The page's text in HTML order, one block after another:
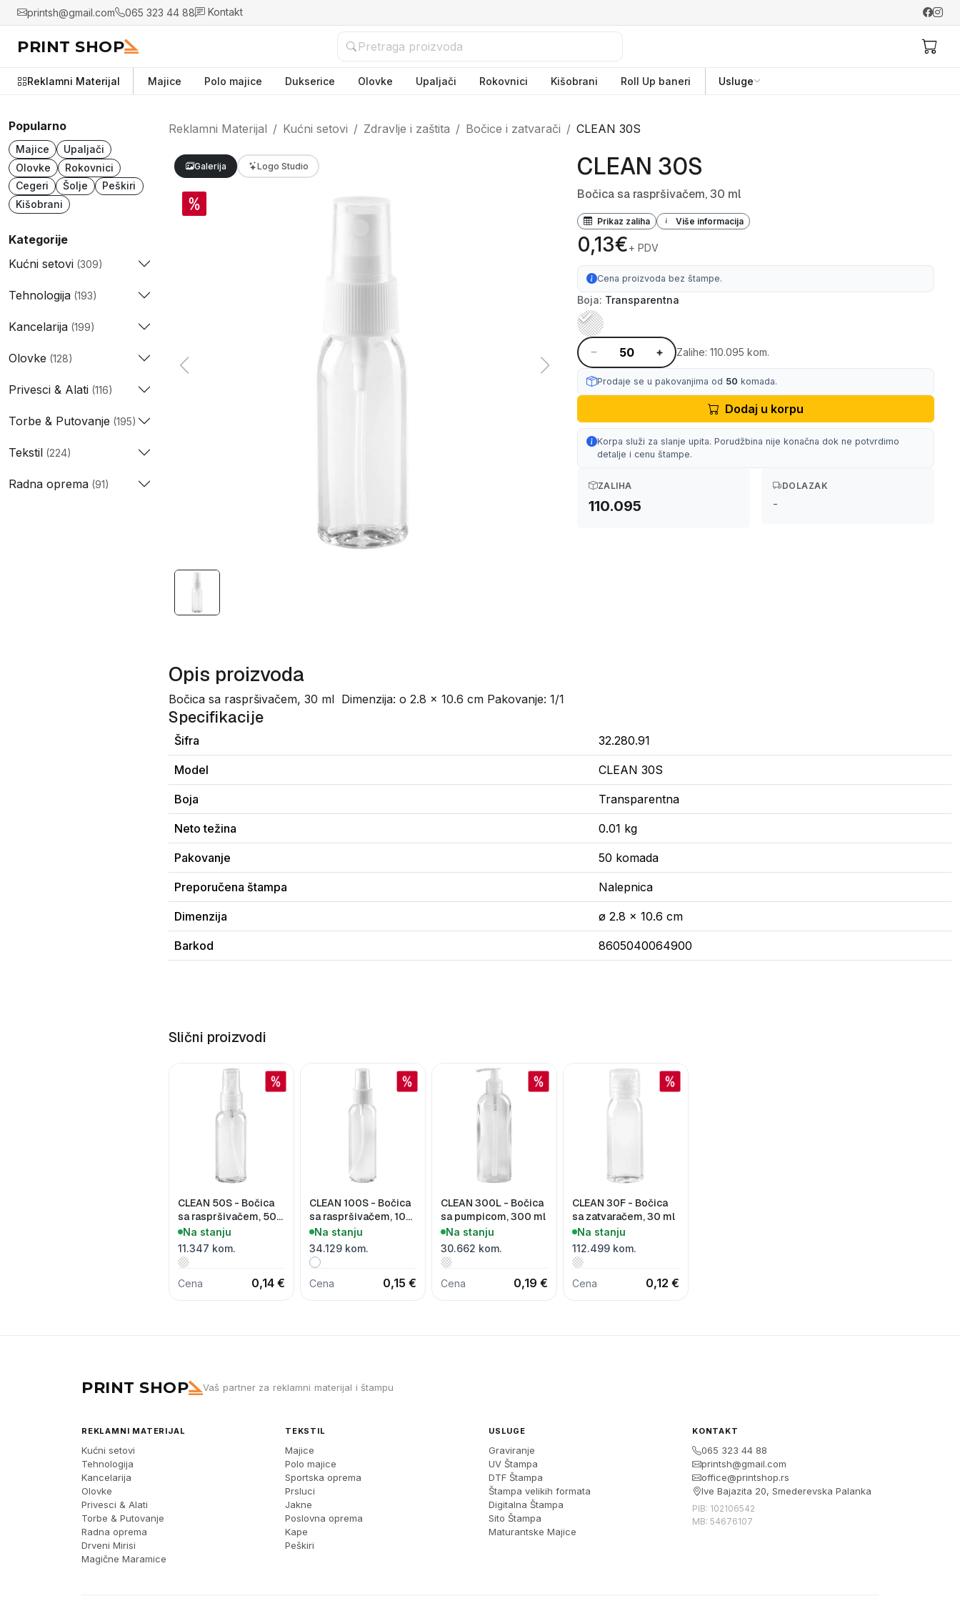
printsh@gmail.com 065 323 44 88 Kontakt
PRINT SHOP
Reklamni Materijal Majice Polo majice Dukserice Olovke Upaljači Rokovnici Kišobrani Roll Up baneri Usluge
Popularno
Majice
Upaljači
Olovke
Rokovnici
Cegeri
Šolje
Peškiri
Kišobrani
Kategorije
Kućni setovi (309)
Tehnologija (193)
Kancelarija (199)
Olovke (128)
Privesci & Alati (116)
Torbe & Putovanje (195)
Tekstil (224)
Radna oprema (91)
Reklamni Materijal Kućni setovi Zdravlje i zaštita Bočice i zatvarači CLEAN 30S
Galerija Logo Studio CLEAN 30S
Bočica sa raspršivačem, 30 ml
Prikaz zaliha Više informacija
0,13€+ PDV
Cena proizvoda bez štampe.
Boja: Transparentna
Zalihe: 110.095 kom.
Prodaje se u pakovanjima od 50 komada.
Dodaj u korpu
Korpa služi za slanje upita. Porudžbina nije konačna dok ne potvrdimo
detalje i cenu štampe.
ZALIHA
110.095
DOLAZAK
-
Opis proizvoda
Bočica sa raspršivačem, 30 ml Dimenzija: o 2.8 x 10.6 cm Pakovanje: 1/1
Specifikacije
Šifra 32.280.91
Model CLEAN 30S
Boja Transparentna
Neto težina 0.01 kg
Pakovanje 50 komada
Preporučena štampa Nalepnica
Dimenzija ø 2.8 x 10.6 cm
Barkod 8605040064900
Slični proizvodi
CLEAN 50S - Bočica
sa raspršivačem, 50
mlNa stanju
11.347 kom.
Cena 0,14 €
CLEAN 100S - Bočica
sa raspršivačem, 100
mlNa stanju
34.129 kom.
Cena 0,15 €
CLEAN 300L - Bočica
sa pumpicom, 300 ml
Na stanju
30.662 kom.
Cena 0,19 €
CLEAN 30F - Bočica
sa zatvaračem, 30 ml
Na stanju
112.499 kom.
Cena 0,12 €
PRINT SHOP Vaš partner za reklamni materijal i štampu
REKLAMNI MATERIJAL
Kućni setovi
Tehnologija
Kancelarija
Olovke
Privesci & Alati
Torbe & Putovanje
Radna oprema
Drveni Mirisi
Magične Maramice
TEKSTIL
Majice
Polo majice
Sportska oprema
Prsluci
Jakne
Poslovna oprema
Kape
Peškiri
USLUGE
Graviranje
UV Štampa
DTF Štampa
Štampa velikih formata
Digitalna Štampa
Sito Štampa
Maturantske Majice
KONTAKT
065 323 44 88
printsh@gmail.com
office@printshop.rs
Ive Bajazita 20, Smederevska Palanka
PIB: 102106542
MB: 54676107